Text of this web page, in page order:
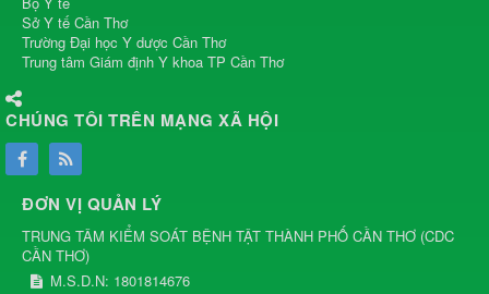
Sở Y tế Cần Thơ
Trường Đại học Y dược Cần Thơ
Trung tâm Giám định Y khoa TP Cần Thơ
CHÚNG TÔI TRÊN MẠNG XÃ HỘI
ĐƠN VỊ QUẢN LÝ
TRUNG TÂM KIỂM SOÁT BỆNH TẬT THÀNH PHỐ CẦN THƠ (CDC
CẦN THƠ)
M.S.D.N: 1801814676